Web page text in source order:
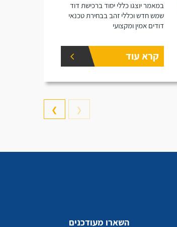
במאמר יוצגו כללי יסוד ברכישת דוד
שמש חדש וכללי זהב בבחירת טכנאי
דודים אמין ומקצועי
קרא עוד
❮
❯
השארו מעודכנים